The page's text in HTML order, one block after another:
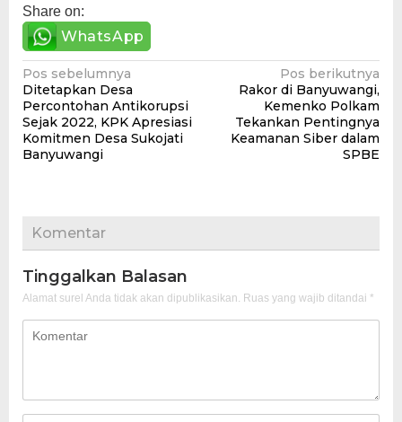
Share on:
WhatsApp
Navigasi
pos
Pos sebelumnya
Ditetapkan Desa
Percontohan Antikorupsi
Sejak 2022, KPK Apresiasi
Komitmen Desa Sukojati
Banyuwangi
Pos berikutnya
Rakor di Banyuwangi,
Kemenko Polkam
Tekankan Pentingnya
Keamanan Siber dalam
SPBE
Komentar
Tinggalkan Balasan
Alamat surel Anda tidak akan dipublikasikan. Ruas yang wajib ditandai *